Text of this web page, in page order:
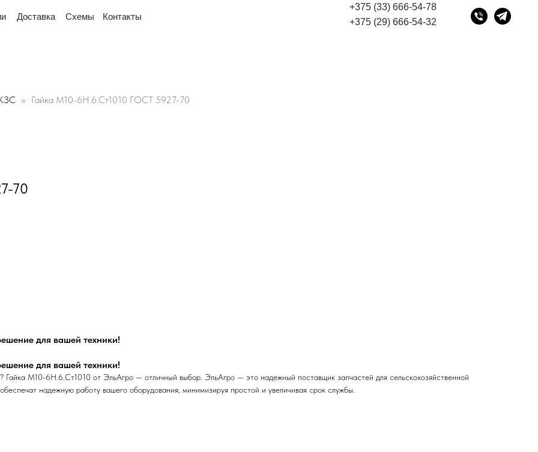
Схемы Контакты +375 (29) 666-54-32
+375 (33) 666-54-78
"Мы переехали! Офис и склад теперь по адресу 220075, г. Минск, переулок Промышленный 16,
Гайка М10-6Н.6.Ст1010 ГОСТ 5927-70
70
для вашей техники!
для вашей техники!
М10-6Н.6.Ст1010 от ЭльАгро — отличный выбор. ЭльАгро — это надежный поставщик запчастей для сельскохозяйственной
надежную работу вашего оборудования, минимизируя простой и увеличивая срок службы.